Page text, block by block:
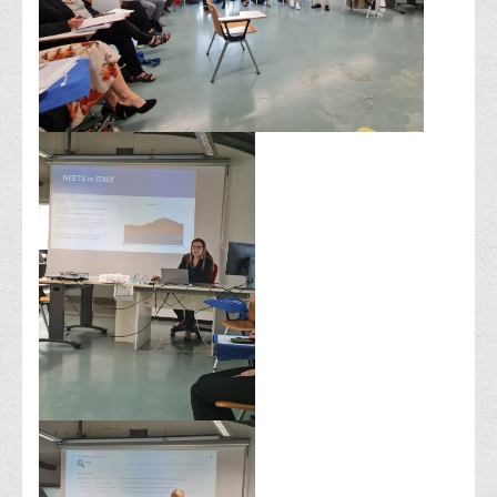
Графіки освітнього процесу
Реєстр вибіркових дисциплін
Бази практик
Студентське наукове товариство «ВАТРА»
ТОП-20 кращих студентів
ТОП-20 кращих студентів 2025
ТОП-20 кращих студентів 2024
ТОП-20 кращих студентів 2023
ТОП-20 кращих студентів 2022
ТОП-20 кращих студентів 2021
ТОП-20 кращих студентів 2020
ТОП-20 кращих студентів 2019
ТОП-20 кращих студентів 2018
ТОП-20 кращих студентів 2017